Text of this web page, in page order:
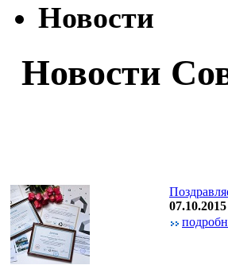
Новости
Новости
07.10.2015